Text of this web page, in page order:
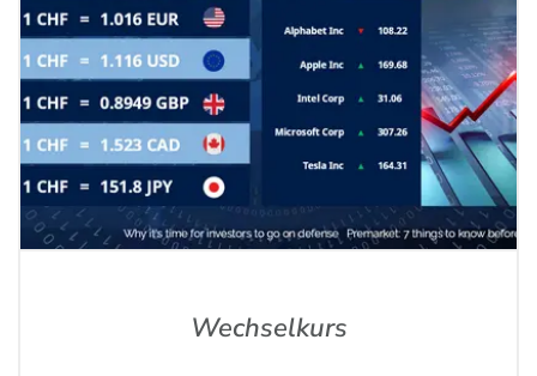
Wechselkurs